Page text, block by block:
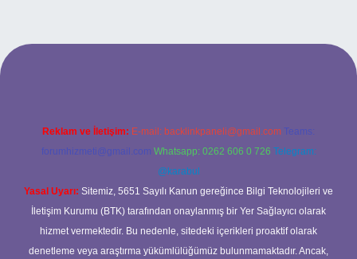
Reklam ve İletişim: E-mail: backlinkpaneli@gmail.com Teams:
forumhizmeti@gmail.com Whatsapp: 0262 606 0 726 Telegram:
@karabul
Yasal Uyarı: Sitemiz, 5651 Sayılı Kanun gereğince Bilgi Teknolojileri ve
İletişim Kurumu (BTK) tarafından onaylanmış bir Yer Sağlayıcı olarak
hizmet vermektedir. Bu nedenle, sitedeki içerikleri proaktif olarak
denetleme veya araştırma yükümlülüğümüz bulunmamaktadır. Ancak,